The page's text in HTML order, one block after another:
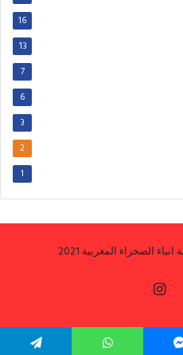
16
13
7
6
3
2
1
الصحراء المغربية 2021
انستقرام